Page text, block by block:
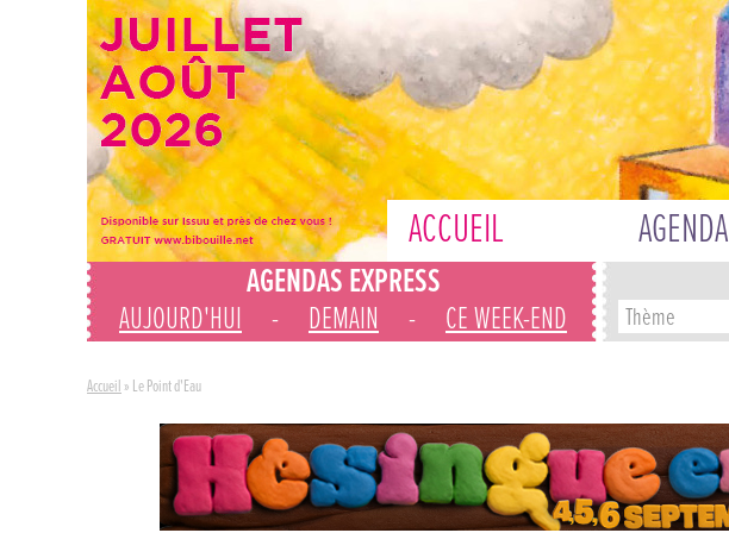
ACCUEIL AGENDA
AGENDAS EXPRESS
AUJOURD'HUI - DEMAIN - CE WEEK-END Thème
Accueil » Le Point d'Eau